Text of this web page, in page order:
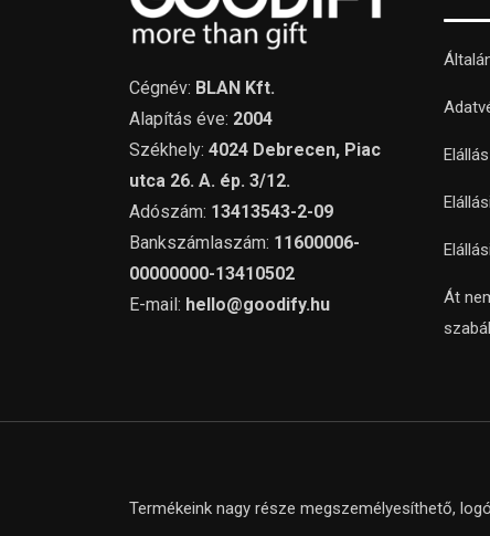
Cégnév: BLAN Kft.
Alapítás éve: 2004
Székhely: 4024 Debrecen, Piac
utca 26. A. ép. 3/12.
Adószám: 13413543-2-09
Bankszámlaszám: 11600006-
00000000-13410502
E-mail: hello@goodify.hu
Át
Termékeink nagy része megszemélyesíthető,